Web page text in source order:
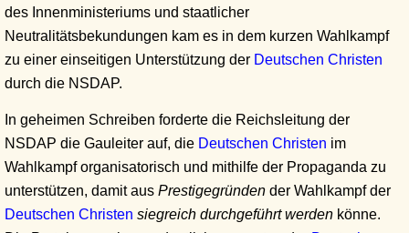
des Innenministeriums und staatlicher
Neutralitätsbekundungen kam es in dem kurzen Wahlkampf
zu einer einseitigen Unterstützung der Deutschen Christen
durch die NSDAP.
In geheimen Schreiben forderte die Reichsleitung der
NSDAP die Gauleiter auf, die Deutschen Christen im
Wahlkampf organisatorisch und mithilfe der Propaganda zu
unterstützen, damit aus Prestigegründen der Wahlkampf der
Deutschen Christen siegreich durchgeführt werden könne.